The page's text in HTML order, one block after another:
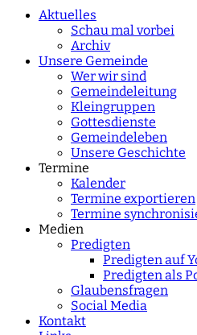
Aktuelles
Schau mal vorbei
Archiv
Unsere Gemeinde
Wer wir sind
Gemeindeleitung
Kleingruppen
Gottesdienste
Gemeindeleben
Unsere Geschichte
Termine
Kalender
Termine exportieren
Termine
Medien
Predigten
Predigten auf
Predigten als
Glaubensfragen
Social Media
Kontakt